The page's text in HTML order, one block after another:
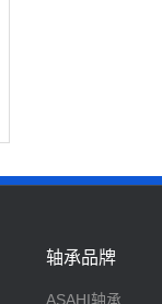
轴承品牌
ASAHI轴承